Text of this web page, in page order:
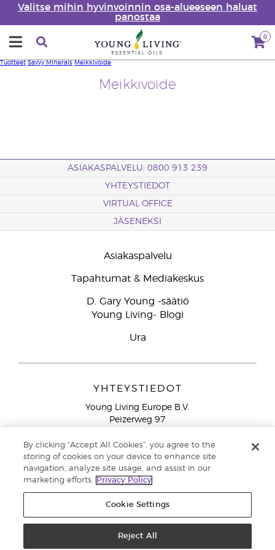
Valitse mihin hyvinvoinnin osa-alueeseen haluat
panostaa
0
Meikkivoide
Tuotteet Savvy Minerals Meikkivoide
ASIAKASPALVELU: 0800 913 239
YHTEYSTIEDOT
VIRTUAL OFFICE
JÄSENEKSI
Asiakaspalvelu
Tapahtumat & Mediakeskus
D. Gary Young -säätiö
Young Living- Blogi
Ura
YHTEYSTIEDOT
Young Living Europe B.V.
Peizerweg 97
Netherlands
Ilmainen yhteydenotto lankanumeroista Suomesta
913 239
Email: asiakaspalvelu@youngliving.com
pidätetään. |Yksityisyydensuoja
By clicking “Accept All Cookies”, you agree to the
storing of cookies on your device to enhance site
navigation, analyze site usage, and assist in our
marketing efforts.
Privacy Policy
Cookie Settings
Reject All